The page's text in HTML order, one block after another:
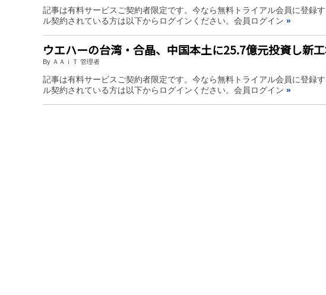
記事は有料サービスご契約者限定です。今なら無料トライアル会員に登録
ル契約されている方は以下からログインください。会員ログイン »
ウエハーの台湾・合晶、中国本土に25.7億元投資し新
By ＡＡｉＴ 管理者
記事は有料サービスご契約者限定です。今なら無料トライアル会員に登録
ル契約されている方は以下からログインください。会員ログイン »